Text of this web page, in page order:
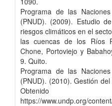
Programa de las
(PNUD). (2009). Estudio
riesgos climáticos en el
las cuencas de los Ríos
Chone, Portoviejo y
9. Quito.
Programa de las
(PNUD). (2010). Gestión
https://www.undp.org/